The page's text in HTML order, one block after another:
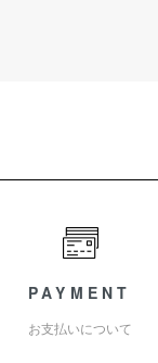
PAYMENT
お支払いについて